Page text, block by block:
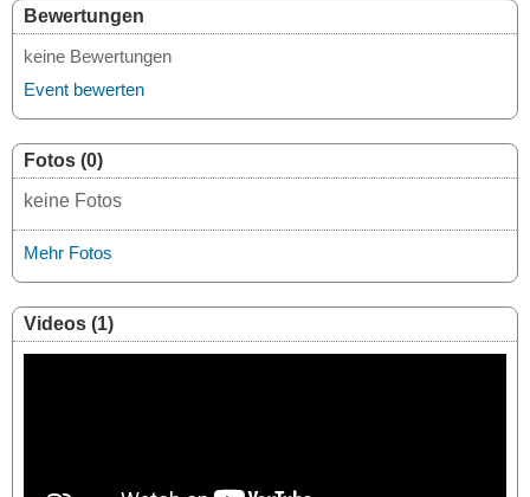
Bewertungen
keine Bewertungen
Event bewerten
Fotos (0)
keine Fotos
Mehr Fotos
Videos (1)